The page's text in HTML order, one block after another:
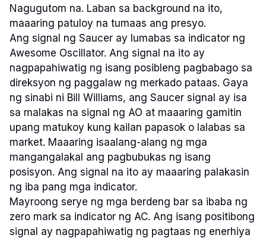
Nagugutom na. Laban sa background na ito,
maaaring patuloy na tumaas ang presyo.
Ang signal ng Saucer ay lumabas sa indicator ng
Awesome Oscillator. Ang signal na ito ay
nagpapahiwatig ng isang posibleng pagbabago sa
direksyon ng paggalaw ng merkado pataas. Gaya
ng sinabi ni Bill Williams, ang Saucer signal ay isa
sa malakas na signal ng AO at maaaring gamitin
upang matukoy kung kailan papasok o lalabas sa
market. Maaaring isaalang-alang ng mga
mangangalakal ang pagbubukas ng isang
posisyon. Ang signal na ito ay maaaring palakasin
ng iba pang mga indicator.
Mayroong serye ng mga berdeng bar sa ibaba ng
zero mark sa indicator ng AC. Ang isang positibong
signal ay nagpapahiwatig ng pagtaas ng enerhiya